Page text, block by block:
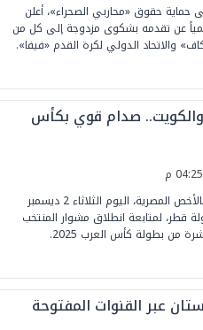
حقوق «محاربي الصحراء»، أعلن
رسمياً عن تقدمه بشكوى مزدوجة إلى كل من
والاتحاد الدولي لكرة القدم «فيفا».
والكويت.. صدام قوي بكأس
تتجه أنظار الجماهير العربية، وبالأخص المصرية، اليوم الثلاثاء 2 ديسمبر
قطر، لمتابعة انطلاق مشوار المنتخب
من بطولة كأس العرب 2025.
عبر القنوات المفتوحة